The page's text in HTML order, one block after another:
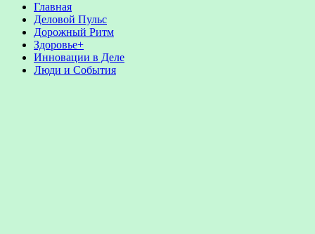
Главная
Деловой Пульс
Дорожный Ритм
Здоровье+
Инновации в Деле
Люди и События